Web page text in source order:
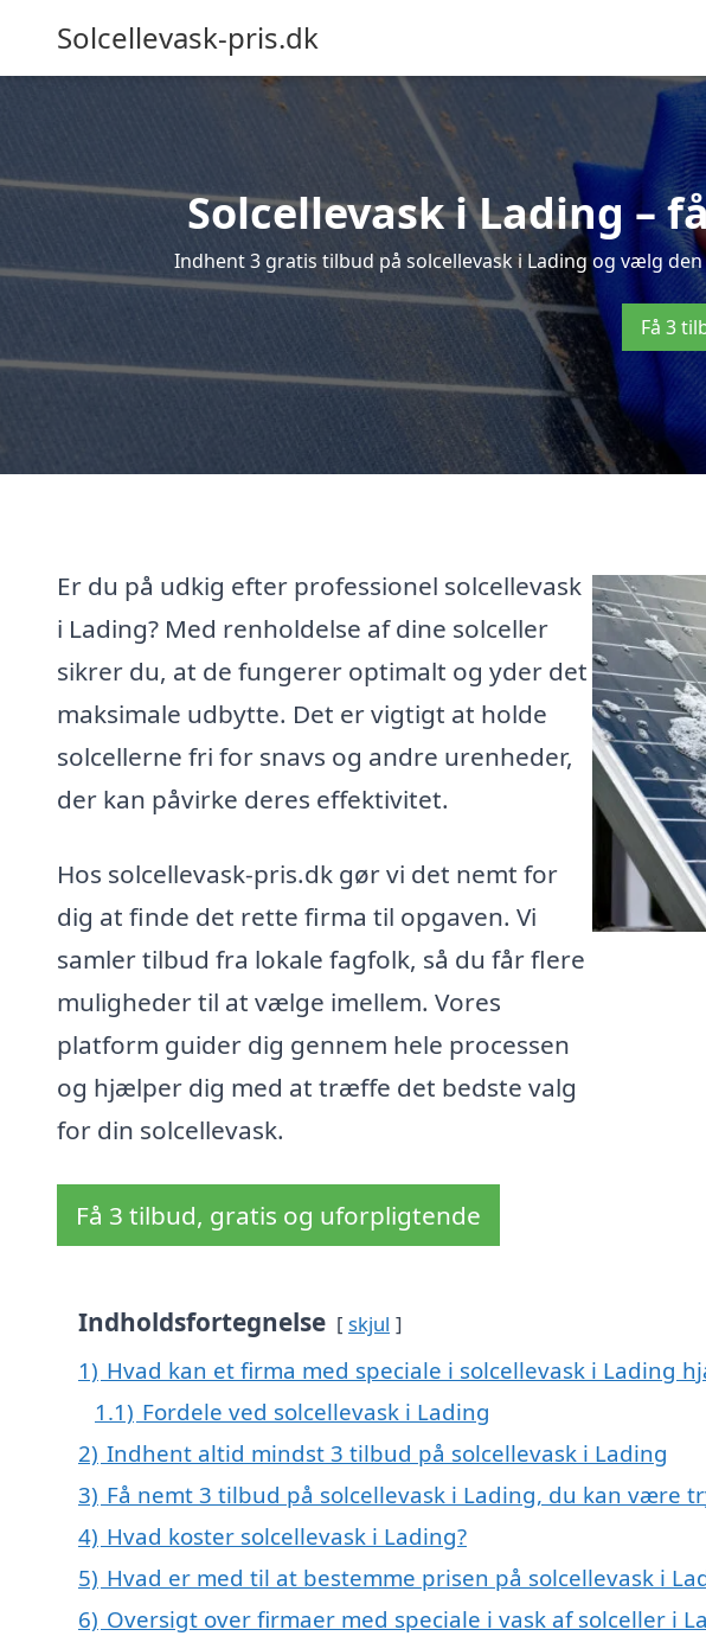
Solcellevask-pris.dk
Solcellevask i Lading –
Indhent 3 gratis tilbud på solcellevask i Lading og vælg
Få 3
Er du på udkig efter professionel solcellevask
i Lading? Med renholdelse af dine solceller
sikrer du, at de fungerer optimalt og yder det
maksimale udbytte. Det er vigtigt at holde
solcellerne fri for snavs og andre urenheder,
der kan påvirke deres effektivitet.
Hos solcellevask-pris.dk gør vi det nemt for
dig at finde det rette firma til opgaven. Vi
samler tilbud fra lokale fagfolk, så du får flere
muligheder til at vælge imellem. Vores
platform guider dig gennem hele processen
og hjælper dig med at træffe det bedste valg
for din solcellevask.
Få 3 tilbud, gratis og uforpligtende
Indholdsfortegnelse skjul
1) Hvad kan et firma med speciale i solcellevask i Lading
1.1) Fordele ved solcellevask i Lading
2) Indhent altid mindst 3 tilbud på solcellevask i Lading
3) Få nemt 3 tilbud på solcellevask i Lading, du kan være
4) Hvad koster solcellevask i Lading?
5) Hvad er med til at bestemme prisen på solcellevask i
6) Oversigt over firmaer med speciale i vask af solceller i